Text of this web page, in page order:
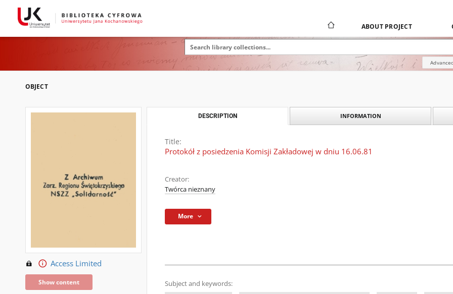
ABOUT PROJECT
OBJECT
Access Limited
Show content
DESCRIPTION INFORMATION
Title:
Protokół z posiedzenia Komisji Zakładowej w dniu 16.06.81
Creator:
Twórca nieznany
More
Subject and keywords: